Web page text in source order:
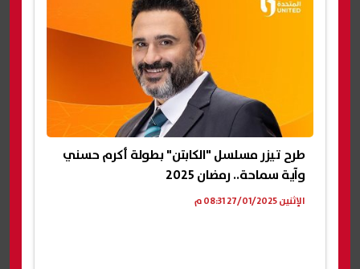
طرح تيزر مسلسل "الكابتن" بطولة أكرم حسني
وآية سماحة.. رمضان 2025
الإثنين 27/01/2025 08:31 م